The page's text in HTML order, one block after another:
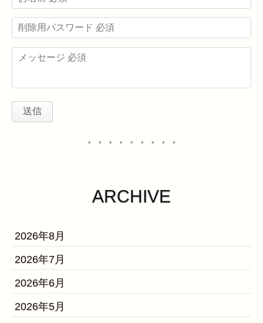
・・・・・・・・・
ARCHIVE
2026年8月
2026年7月
2026年6月
2026年5月